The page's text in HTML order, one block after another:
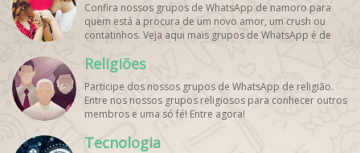
Confira nossos grupos de WhatsApp de namoro para
quem está a procura de um novo amor, um crush ou
contatinhos. Veja aqui mais grupos de WhatsApp é de
Religiões
Participe dos nossos grupos de WhatsApp de religião.
Entre nos nossos grupos religiosos para conhecer outros
membros e uma só fé! Entre agora!
Tecnologia